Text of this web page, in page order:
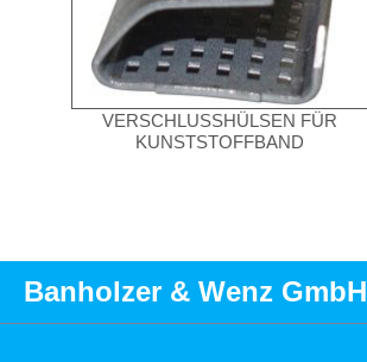
VERSCHLUSSHÜLSEN FÜR
KUNSTSTOFFBAND
Banholzer & Wenz GmbH